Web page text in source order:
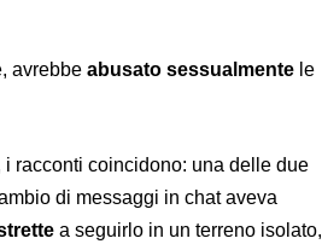
avrebbe abusato sessualmente le
racconti coincidono: una delle due
di messaggi in chat aveva
a seguirlo in un terreno isolato,